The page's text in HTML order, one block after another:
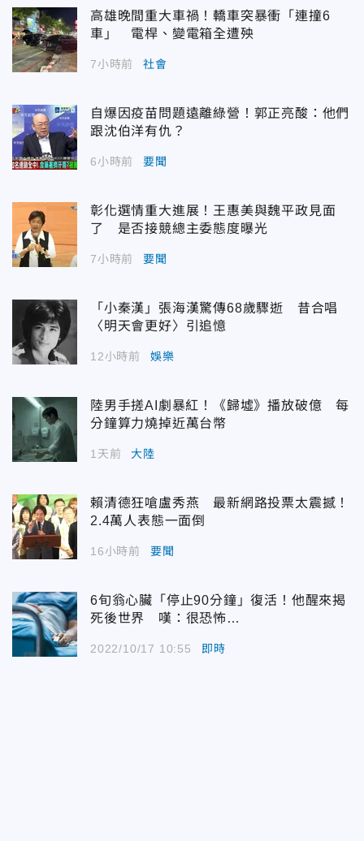
高雄晚間重大車禍！轎車突暴衝「連撞6
車」 電桿、變電箱全遭殃
7小時前 社會
自爆因疫苗問題遠離綠營！郭正亮酸：他們
跟沈伯洋有仇？
6小時前 要聞
彰化選情重大進展！王惠美與魏平政見面
了 是否接競總主委態度曝光
7小時前 要聞
「小秦漢」張海漢驚傳68歲驟逝 昔合唱
〈明天會更好〉引追憶
12小時前 娛樂
陸男手搓AI劇暴紅！《歸墟》播放破億 每
分鐘算力燒掉近萬台幣
1天前 大陸
賴清德狂嗆盧秀燕 最新網路投票太震撼！
2.4萬人表態一面倒
16小時前 要聞
6旬翁心臟「停止90分鐘」復活！他醒來揭
死後世界 嘆：很恐怖…
2022/10/17 10:55 即時